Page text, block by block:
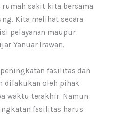
rumah sakit kita bersama
Kita melihat secara
pelayanan maupun
Yanuar Irawan.
fasilitas dan
dilakukan oleh pihak
waktu terakhir. Namun
fasilitas harus